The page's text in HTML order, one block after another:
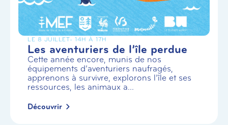
LE 8 JUILLET- 14H À 17H
Les aventuriers de l’île perdue
Cette année encore, munis de nos
équipements d’aventuriers naufragés,
apprenons à survivre, explorons l’île et ses
ressources, les animaux a...
Découvrir